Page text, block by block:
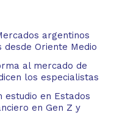
argentinos
Oriente Medio
al mercado de
los especialistas
estudio en Estados
en Gen Z y